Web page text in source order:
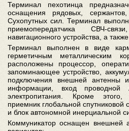
Терминал пехотинца
оснащения рядовых,
Сухопутных сил. Терминал
приемопередатчика СВЧ-
навигационного устройства, а
Терминал выполнен в виде
герметичным металлическим
расположены процессор,
запоминающее устройство,
подключения внешней антенны и
информации, вход
электропитания. Кроме этого,
приемник глобальной спутниковой
и блок автономной инерциальной
Коммуникатор оснащен внешней